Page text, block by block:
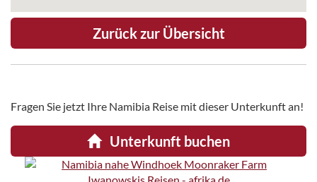
Zurück zur Übersicht
Fragen Sie jetzt Ihre Namibia Reise mit dieser Unterkunft an!
Unterkunft buchen